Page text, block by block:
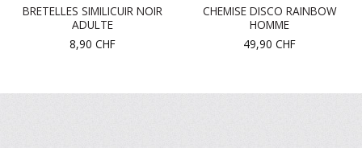
BRETELLES SIMILICUIR NOIR
ADULTE
8,90 CHF
CHEMISE DISCO RAINBOW
HOMME
49,90 CHF